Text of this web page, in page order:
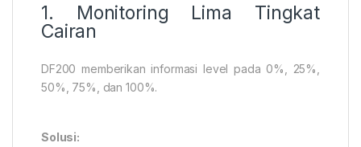
1. Monitoring Lima Tingkat
Cairan
DF200 memberikan informasi level pada 0%, 25%,
50%, 75%, dan 100%.
Solusi: